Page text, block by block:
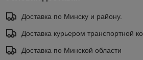
Доставка по Минску и району.
Доставка курьером транспортной
Доставка по Минской области